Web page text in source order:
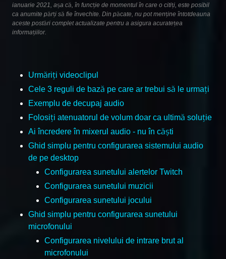
ianuarie 2021, așa că, în funcție de momentul în care o citiți, este posibil
ca anumite părți să fie învechite. Din păcate, nu pot menține întotdeauna
aceste postări complet actualizate pentru a asigura acuratețea
informațiilor.
Urmăriți videoclipul
Cele 3 reguli de bază pe care ar trebui să le urmați
Exemplu de decupaj audio
Folosiți atenuatorul de volum doar ca ultimă soluție
Ai încredere în mixerul audio - nu în căști
Ghid simplu pentru configurarea sistemului audio
de pe desktop
Configurarea sunetului alertelor Twitch
Configurarea sunetului muzicii
Configurarea sunetului jocului
Ghid simplu pentru configurarea sunetului
microfonului
Configurarea nivelului de intrare brut al
microfonului